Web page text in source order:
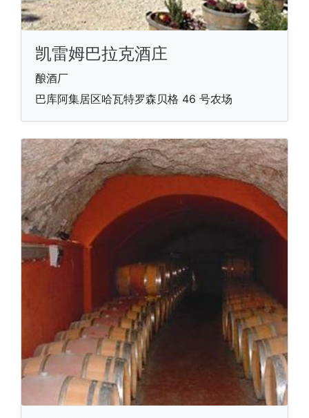
凯雷姆巴拉克酒庄
酿酒厂
巴库阿集居区哈瓦特罗森贝格 46 号农场